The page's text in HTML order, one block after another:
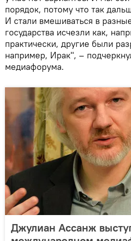
порядок, потому что так
И стали вмешиваться в
государства исчезли как,
практически, другие были
например, Ирак", –
медиафорума.
Джулиан Ассанж